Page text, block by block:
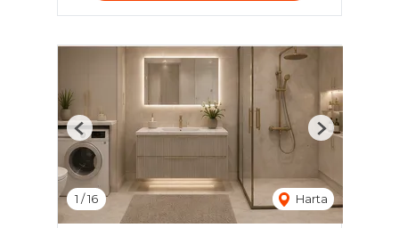
1 /16 Harta
Previous Next